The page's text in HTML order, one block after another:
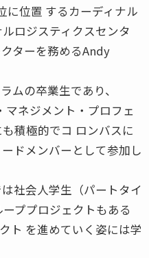
に位置 するカーディナル
ロジスティクスセンタ
ターを務めるAndy
ムの卒業生であり、
マネジメント・プロフェ
積極的でコ ロンバスに
ドメンバーとして参加し
社会人学生（パートタイ
ププロジェクトもある
ト を進めていく姿には学